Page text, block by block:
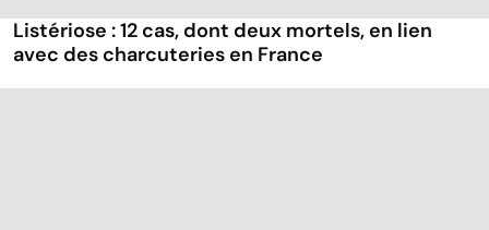
Listériose : 12 cas, dont deux mortels, en lien
avec des charcuteries en France